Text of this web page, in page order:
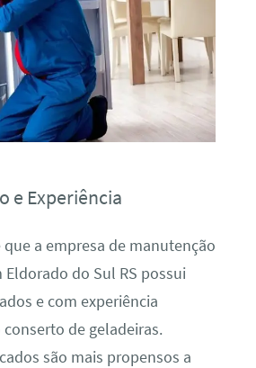
e Experiência
a empresa de manutenção
Eldorado do Sul RS possui
e com experiência
de geladeiras.
são mais propensos a